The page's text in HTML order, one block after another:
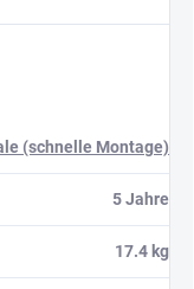
(schnelle Montage)
5 Jahre
17.4 kg